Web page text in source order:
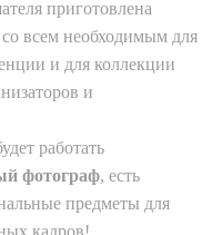
приготовлена
со всем необходимым для
и для коллекции
и
работать
фотограф, есть
предметы для
кадров!